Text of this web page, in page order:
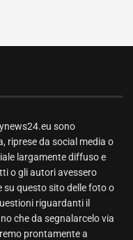
sono
riprese da social media o
largamente diffuso e
o gli autori avessero
questo sito delle foto o
riguardanti il
che da segnalarcelo via
prontamente a